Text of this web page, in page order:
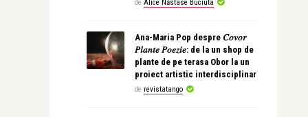
de Alice Năstase Buciuta
Ana-Maria Pop despre 𝐶𝑜𝑣𝑜𝑟
𝑃𝑙𝑎𝑛𝑡𝑒 𝑃𝑜𝑒𝑧𝑖𝑒: de la un shop de
plante de pe terasa Obor la un
proiect artistic interdisciplinar
de revistatango